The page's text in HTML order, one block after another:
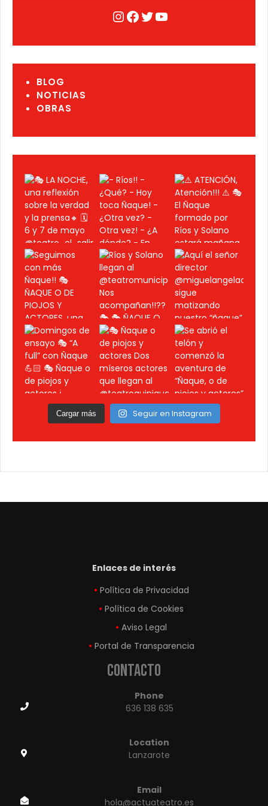
Instagram
Facebook
Twitter
YouTube
BLOG
NOTICIAS
OBRAS
Cargar más Seguir en Instagram
Enlaces de interés
Política de Privacidad
Política de Cookies
Aviso Legal
Portal de Transparencia
Contacto
Phone
636 138 635
Location
Lanzarote
Email
hola@actuateatro.es